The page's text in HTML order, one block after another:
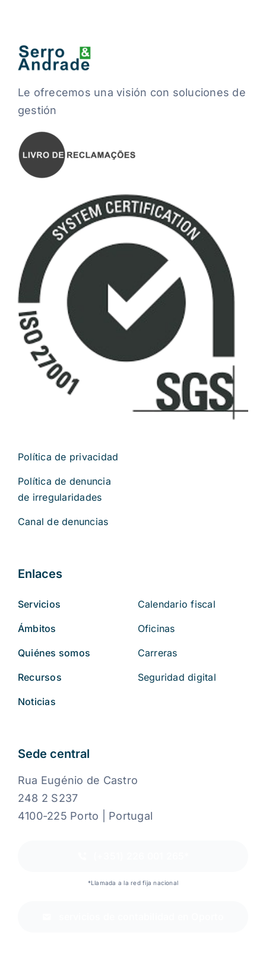
Le ofrecemos una visión con soluciones de
gestión
Política de privacidad
Política de denuncia
de irregularidades
Canal de denuncias
Enlaces
Servicios
Ámbitos
Quiénes somos
Recursos
Noticias
Calendario fiscal
Oficinas
Carreras
Seguridad digital
Sede central
Rua Eugénio de Castro
248 2 S237
4100-225 Porto | Portugal
*Llamada a la red fija nacional